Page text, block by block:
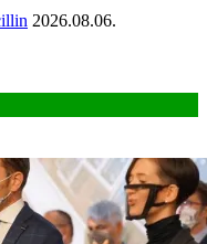
2026.08.06.